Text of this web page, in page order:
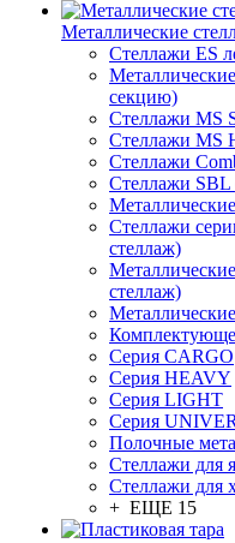
Металлические
Стеллажи ES
секцию)
Стеллажи MS
Стеллажи MS
Стеллажи
Стеллажи SBL
Стеллажи
стеллаж)
стеллаж)
Серия CARGO
Серия HEAVY
Серия LIGHT
Серия
Полочные
Стеллажи для
Стеллажи для
+ ЕЩЕ 15